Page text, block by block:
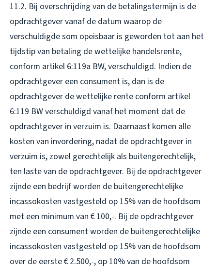
11.2. Bij overschrijding van de betalingstermijn is de
opdrachtgever vanaf de datum waarop de
verschuldigde som opeisbaar is geworden tot aan het
tijdstip van betaling de wettelijke handelsrente,
conform artikel 6:119a BW, verschuldigd. Indien de
opdrachtgever een consument is, dan is de
opdrachtgever de wettelijke rente conform artikel
6:119 BW verschuldigd vanaf het moment dat de
opdrachtgever in verzuim is. Daarnaast komen alle
kosten van invordering, nadat de opdrachtgever in
verzuim is, zowel gerechtelijk als buitengerechtelijk,
ten laste van de opdrachtgever. Bij de opdrachtgever
zijnde een bedrijf worden de buitengerechtelijke
incassokosten vastgesteld op 15% van de hoofdsom
met een minimum van € 100,-. Bij de opdrachtgever
zijnde een consument worden de buitengerechtelijke
incassokosten vastgesteld op 15% van de hoofdsom
over de eerste € 2.500,-, op 10% van de hoofdsom